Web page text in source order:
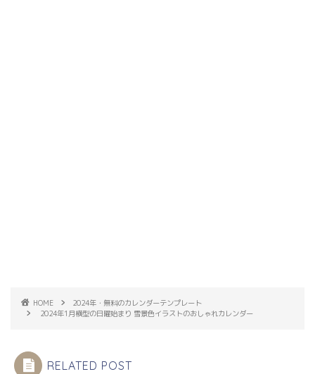
HOME
2024年・無料のカレンダーテンプレート
2024年1月横型の日曜始まり 雪景色イラストのおしゃれカレンダー
RELATED POST